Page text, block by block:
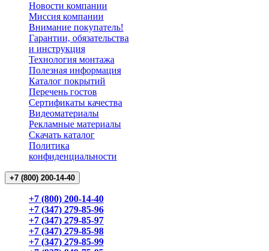
Новости компании
Миссия компании
Внимание покупатель!
Гарантии, обязательства
и инструкция
Технология монтажа
Полезная информация
Каталог покрытий
Перечень гостов
Сертификаты качества
Видеоматериалы
Рекламные материалы
Cкачать каталог
Политика
конфиденциальности
+7 (800) 200-14-40
+7 (800) 200-14-40
+7 (347) 279-85-96
+7 (347) 279-85-97
+7 (347) 279-85-98
+7 (347) 279-85-99